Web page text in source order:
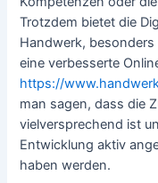
Trotzdem bietet die
Handwerk,
eine verbesserte
https://
man sagen, dass die
vielversprechend ist
Entwicklung aktiv
haben werden.